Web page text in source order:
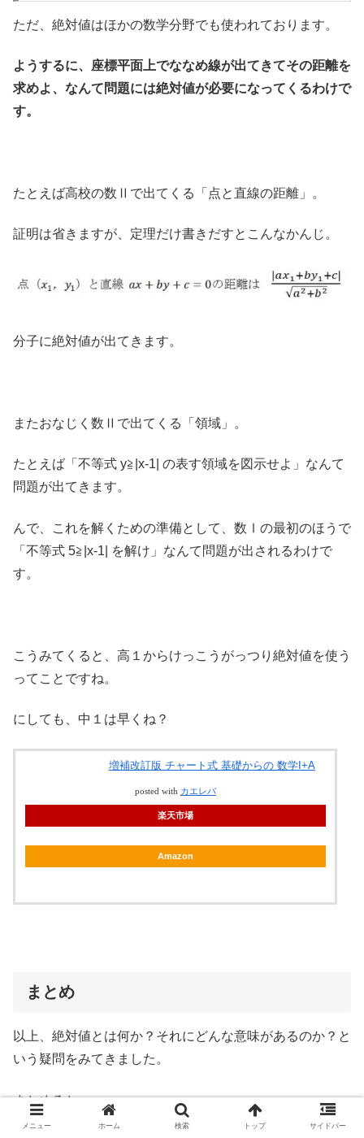
ただ、絶対値はほかの数学分野でも使われております。
ようするに、座標平面上でななめ線が出てきてその距離を
求めよ、なんて問題には絶対値が必要になってくるわけで
す。
たとえば高校の数Ⅱで出てくる「点と直線の距離」。
証明は省きますが、定理だけ書きだすとこんなかんじ。
分子に絶対値が出てきます。
またおなじく数Ⅱで出てくる「領域」。
たとえば「不等式 y≧|x-1| の表す領域を図示せよ」なんて
問題が出てきます。
んで、これを解くための準備として、数Ⅰの最初のほうで
「不等式 5≧|x-1| を解け」なんて問題が出されるわけで
す。
こうみてくると、高１からけっこうがっつり絶対値を使う
ってことですね。
にしても、中１は早くね？
増補改訂版 チャート式 基礎からの 数学I+A
posted with カエレバ
楽天市場
Amazon
まとめ
以上、絶対値とは何か？それにどんな意味があるのか？と
いう疑問をみてきました。
まとめると、
メニュー ホーム 検索 トップ サイドバー